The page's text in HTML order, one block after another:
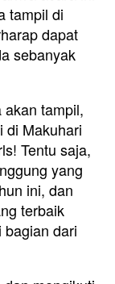
tampil di
dapat
sebanyak
akan tampil,
di Makuhari
Tentu saja,
yang
ini, dan
terbaik
dari